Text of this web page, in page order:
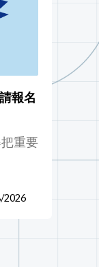
報名
重要
2026